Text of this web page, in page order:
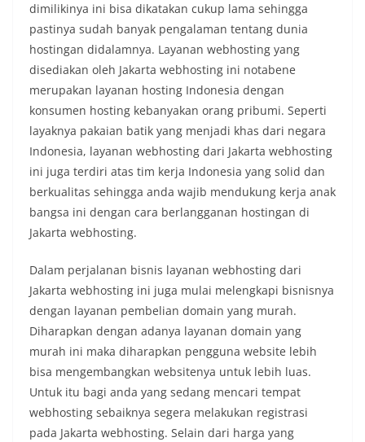
dimilikinya ini bisa dikatakan cukup lama sehingga
pastinya sudah banyak pengalaman tentang dunia
hostingan didalamnya. Layanan webhosting yang
disediakan oleh Jakarta webhosting ini notabene
merupakan layanan hosting Indonesia dengan
konsumen hosting kebanyakan orang pribumi. Seperti
layaknya pakaian batik yang menjadi khas dari negara
Indonesia, layanan webhosting dari Jakarta webhosting
ini juga terdiri atas tim kerja Indonesia yang solid dan
berkualitas sehingga anda wajib mendukung kerja anak
bangsa ini dengan cara berlangganan hostingan di
Jakarta webhosting.
Dalam perjalanan bisnis layanan webhosting dari
Jakarta webhosting ini juga mulai melengkapi bisnisnya
dengan layanan pembelian domain yang murah.
Diharapkan dengan adanya layanan domain yang
murah ini maka diharapkan pengguna website lebih
bisa mengembangkan websitenya untuk lebih luas.
Untuk itu bagi anda yang sedang mencari tempat
webhosting sebaiknya segera melakukan registrasi
pada Jakarta webhosting. Selain dari harga yang